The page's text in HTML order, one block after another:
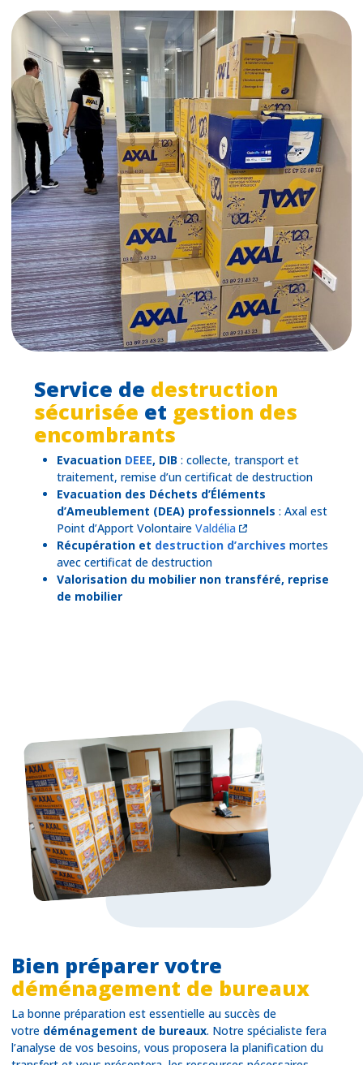
Service de destruction
sécurisée et gestion des
encombrants
Evacuation DEEE, DIB : collecte, transport et
traitement, remise d’un certificat de destruction
Evacuation des Déchets d’Éléments
d’Ameublement (DEA) professionnels : Axal est
Point d’Apport Volontaire Valdélia
Récupération et destruction d’archives mortes
avec certificat de destruction
Valorisation du mobilier non transféré, reprise
de mobilier
Bien préparer votre
déménagement de bureaux
La bonne préparation est essentielle au succès de
votre déménagement de bureaux. Notre spécialiste fera
l’analyse de vos besoins, vous proposera la planification du